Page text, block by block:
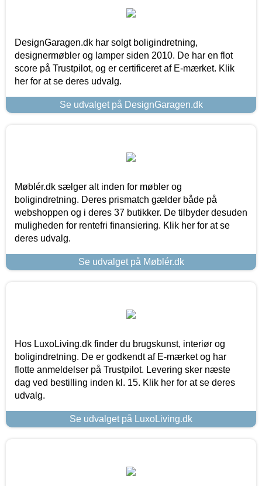
DesignGaragen.dk har solgt boligindretning,
designermøbler og lamper siden 2010. De har en flot
score på Trustpilot, og er certificeret af E-mærket. Klik
her for at se deres udvalg.
Se udvalget på DesignGaragen.dk
Møblér.dk sælger alt inden for møbler og
boligindretning. Deres prismatch gælder både på
webshoppen og i deres 37 butikker. De tilbyder desuden
muligheden for rentefri finansiering. Klik her for at se
deres udvalg.
Se udvalget på Møblér.dk
Hos LuxoLiving.dk finder du brugskunst, interiør og
boligindretning. De er godkendt af E-mærket og har
flotte anmeldelser på Trustpilot. Levering sker næste
dag ved bestilling inden kl. 15. Klik her for at se deres
udvalg.
Se udvalget på LuxoLiving.dk